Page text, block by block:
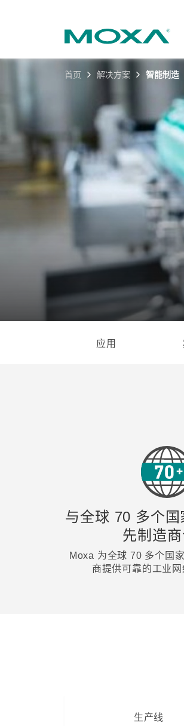
首页 解决方案 智能制造
应用
与全球 70 多个国
先制造
Moxa 为全球 70 多个国
商提供可靠的工业网
生产线